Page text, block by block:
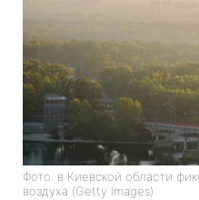
Фото: в Киевской области
воздуха (Getty Images)